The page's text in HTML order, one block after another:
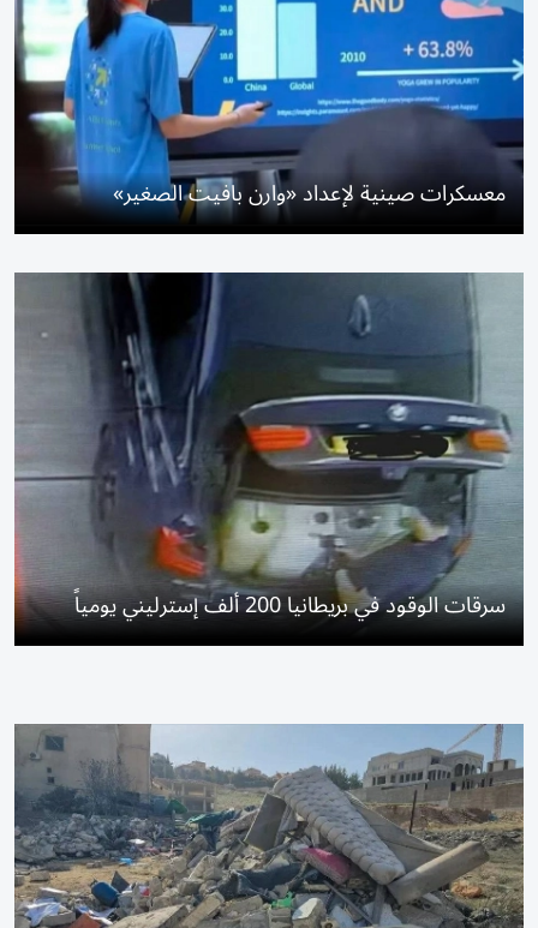
معسكرات صينية لإعداد «وارن بافيت الصغير»
سرقات الوقود في بريطانيا 200 ألف إسترليني يومياً